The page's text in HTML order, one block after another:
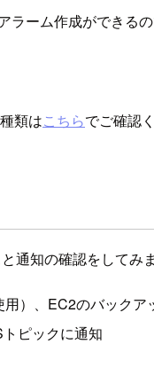
ーム作成ができる
類はこちらでご確認
通知の確認をしてみま
）、EC2のバックア
ピックに通知